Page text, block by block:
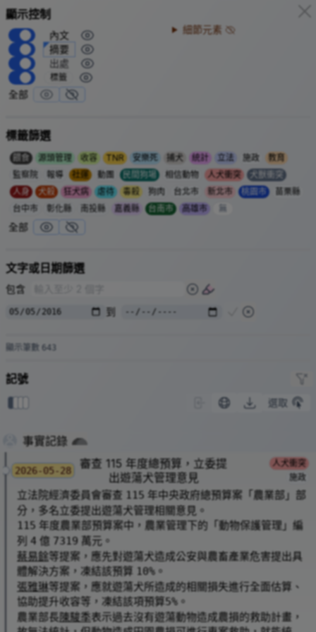
顯示控制
內文
摘要
出處
標籤
全部
細節元素
標籤篩選
餵食 源頭管理 收容 TNR 安樂死 捕犬 統計 立法 施政
教育
監察院
報導 社運 動團 民間狗場 相信動物 人犬衝突
犬獸衝突
人身
犬殺 狂犬病 虐待 毒殺 狗肉 台北市 新北市 桃園市
苗栗縣
台中市
彰化縣 南投縣 嘉義縣 台南市 高雄市
全部
文字或日期篩選
包含
到
顯示筆數 643
記號
選取
事實記錄
2026-05-24
琪」
桃園市陳小姐飼養
犬）
美琪在雲林走失，在網路發布重金懸賞消息，成熱門話
題，並有民眾組隊協尋。
26 日於雲林縣二崙鄉夫家鄰居院子尋獲。
2026-05-25
布袋鹽田自動相機記錄到反嘴鴴育雛，日夜孵蛋，但在記錄第
6天拍到蛋成為野狗早餐。
反嘴鴴繁殖全紀錄 炎炎夏日，布袋鹽田出現...
| 布袋五鹽田 Budai Salt
Pan Wetlands - Facebook
新北動保處深入 20 農
新北市政府農業局辦理「農村再生培根計畫說明會」邀集
社區夥伴參與。
多數農再社區位於新店、三芝、瑞芳及淡水動物之家轄區，動
保處也到場宣導，鼓勵社區落實責任餵養、母犬絕育，從源頭
減少遊蕩犬繁殖問題。
（烏塗里）人犬接觸頻繁，被列為重點推動場域。
新北動保深入20農再社區，再推飼主責任減少遊蕩犬問題
新北動保深入20農再社區 推動飼主責任與源頭管理 打造人犬和諧友善
新北市政府動物保護防疫處 -
2026-05-28
審查 115 年度總預算，立委提
出遊蕩犬管理意見
人犬衝突
施政
立法院經濟委員會審查 115 年中央政府總預算案「農業部」部
分，多名立委提出遊蕩犬管理相關意見。
115 年度農業部預算案中，農業管理下的「動物保護管理」編
列 4 億 7319 萬元。
蔡易餘等提案，應先對遊蕩犬造成公安與農畜產業危害提出具
體解決方案，凍結該預算 10% 。
張雅琳等提案，應就遊蕩犬所造成的相關損失進行全面估算、
協助提升收容等，凍結該項預算5% 。
農業部長陳駿季表示過去沒有遊蕩動物造成農損的救助計畫，